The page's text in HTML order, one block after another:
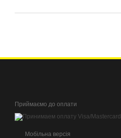
Приймаємо до оплати
Мобільна версія